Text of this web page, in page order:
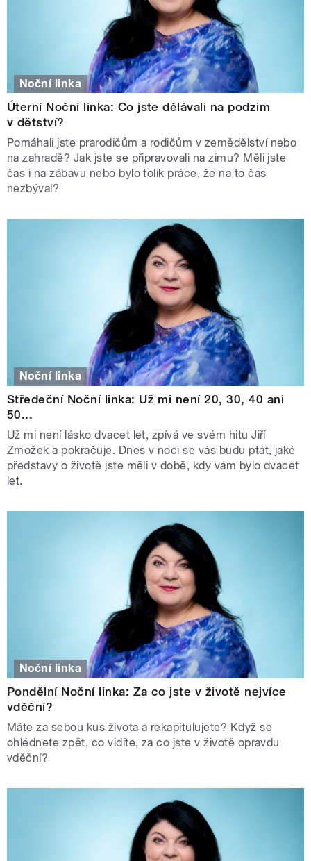
Noční linka
Úterní Noční linka: Co jste dělávali na podzim
v dětství?
Pomáhali jste prarodičům a rodičům v zemědělství nebo
na zahradě? Jak jste se připravovali na zimu? Měli jste
čas i na zábavu nebo bylo tolik práce, že na to čas
nezbýval?
Noční linka
Středeční Noční linka: Už mi není 20, 30, 40 ani
50...
Už mi není lásko dvacet let, zpívá ve svém hitu Jiří
Zmožek a pokračuje. Dnes v noci se vás budu ptát, jaké
představy o životě jste měli v době, kdy vám bylo dvacet
let.
Noční linka
Pondělní Noční linka: Za co jste v životě nejvíce
vděční?
Máte za sebou kus života a rekapitulujete? Když se
ohlédnete zpět, co vidíte, za co jste v životě opravdu
vděční?